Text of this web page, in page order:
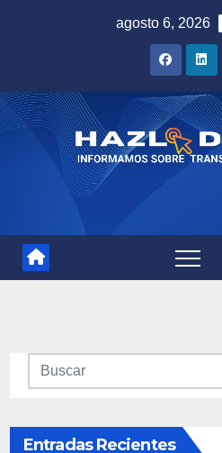
agosto 6, 2026
Entradas Recientes